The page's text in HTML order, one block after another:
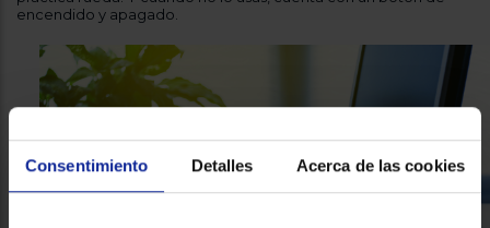
Consentimiento Detalles Acerca de las cookies
encendido y apagado.